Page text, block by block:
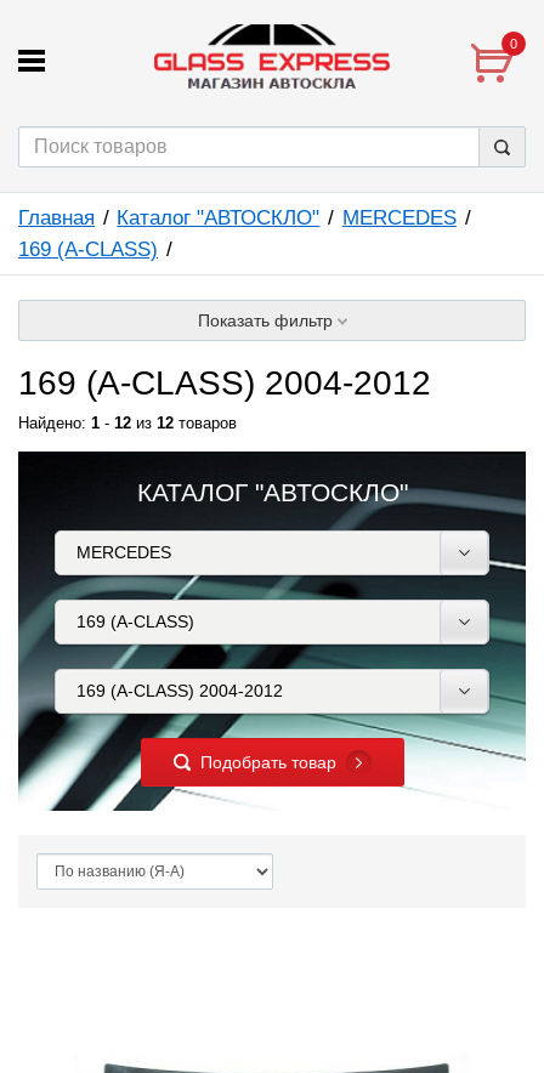
0
Главная Каталог "АВТОСКЛО"
MERCEDES
169 (A-CLASS)
Показать фильтр
169 (A-CLASS) 2004-2012
Найдено: 1 - 12 из 12 товаров
КАТАЛОГ "АВТОСКЛО"
Подобрать товар